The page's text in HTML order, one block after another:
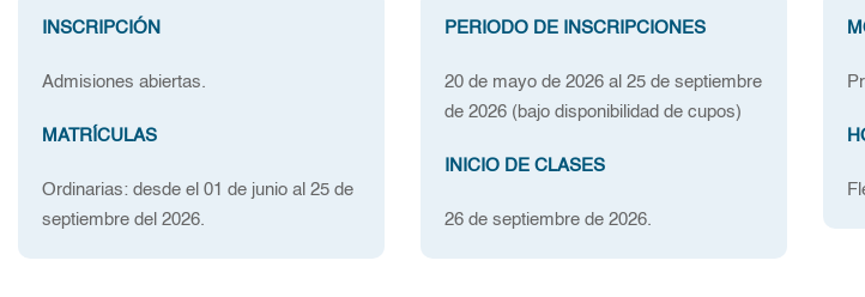
INSCRIPCIÓN
Admisiones abiertas.
MATRÍCULAS
Ordinarias: desde el 01 de junio al 25 de
septiembre del 2026.
PERIODO DE INSCRIPCIONES
20 de mayo de 2026 al 25 de septiembre
de 2026 (bajo disponibilidad de cupos)
INICIO DE CLASES
26 de septiembre de 2026.